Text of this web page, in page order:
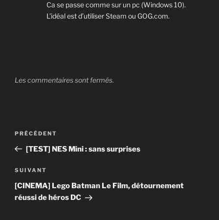
Ca se passe comme sur un pc (Windows 10).
L’idéal est d’utiliser Steam ou GOG.com.
Les commentaires sont fermés.
Navigation
l’article
Article
précédent
PRÉCÉDENT
[TEST] NES Mini : sans surprises
Article
suivant
SUIVANT
[CINEMA] Lego Batman Le Film, détournement
réussi de héros DC